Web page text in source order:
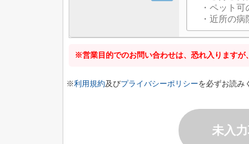
※営業目的でのお問い合わせは、恐れ入りますが
※利用規約及びプライバシーポリシーを必ずお読み
未入